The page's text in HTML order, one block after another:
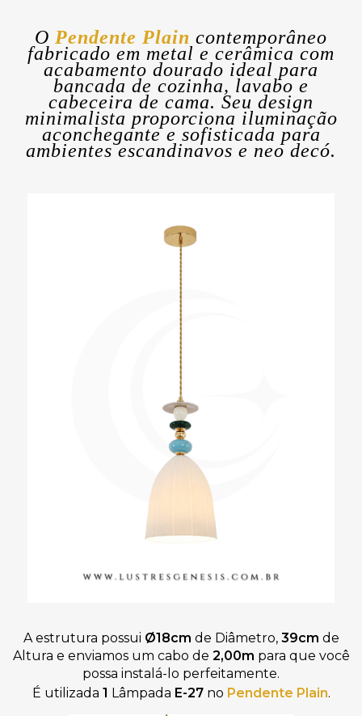
O Pendente Plain contemporâneo
fabricado em metal e cerâmica com
acabamento dourado ideal para
bancada de cozinha, lavabo e
cabeceira de cama. Seu design
minimalista proporciona iluminação
aconchegante e sofisticada para
ambientes escandinavos e neo decó.
A estrutura possui Ø18cm de Diâmetro, 39cm de
Altura e enviamos um cabo de 2,00m para que você
possa instalá-lo perfeitamente.
É utilizada 1 Lâmpada E-27no Pendente Plain.